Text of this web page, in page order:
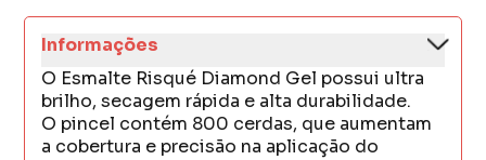
Informações
O Esmalte Risqué Diamond Gel possui ultra
brilho, secagem rápida e alta durabilidade.
O pincel contém 800 cerdas, que aumentam
a cobertura e precisão na aplicação do